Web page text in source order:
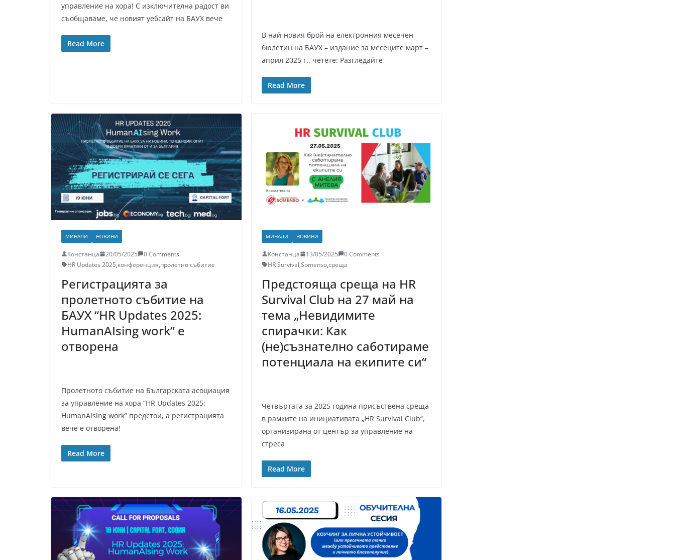
управление на хора! С изключителна радост ви
съобщаваме, че новият уебсайт на БАУХ вече
Read More
В най-новия брой на електронния месечен
бюлетин на БАУХ – издание за месеците март –
април 2025 г., четете: Разгледайте
Read More
МИНАЛИ НОВИНИ
Констанца 20/05/2025
0 Comments
HR Updates 2025,конференция,пролетно събитие
Регистрацията за
пролетното събитие на
БАУХ “HR Updates 2025:
HumanAIsing work” е
отворена
Пролетното събитие на Българската асоциация
за управление на хора “HR Updates 2025:
HumanAIsing work” предстои, а регистрацията
вече е отворена!
Read More
МИНАЛИ НОВИНИ
Констанца 13/05/2025
0 Comments
HR Survival,Somenso,среща
Предстояща среща на HR
Survival Club на 27 май на
тема „Невидимите
спирачки: Как
(не)съзнателно саботираме
потенциала на екипите си“
Четвъртата за 2025 година присъственa среща
в рамките на инициативата „HR Survival Club“,
организирана от център за управление на
стреса
Read More